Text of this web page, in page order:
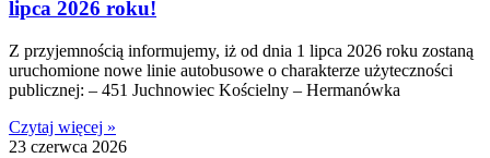
lipca 2026 roku!
Z przyjemnością informujemy, iż od dnia 1 lipca 2026 roku zostaną
uruchomione nowe linie autobusowe o charakterze użyteczności
publicznej: – 451 Juchnowiec Kościelny – Hermanówka
Czytaj więcej »
23 czerwca 2026